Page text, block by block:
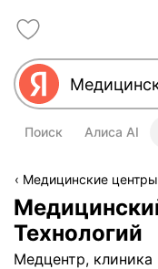
Поиск Алиса AI
Медицинские
Технологий
Медцентр, клиника